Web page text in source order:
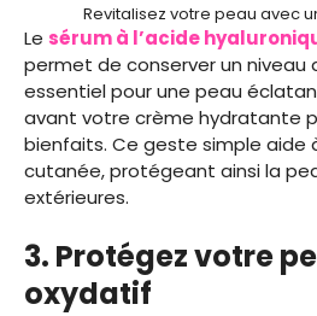
Revitalisez votre peau avec
Le sérum à l’acide
permet de conserver un niveau
essentiel pour une peau
avant votre crème hydratante
bienfaits. Ce geste simple aide
cutanée, protégeant ainsi la
extérieures.
3. Protégez votre
oxydatif